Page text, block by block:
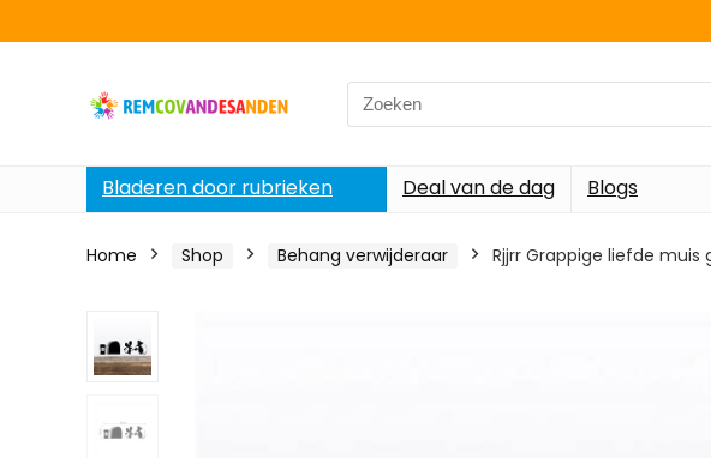
Search
for:
Bladeren door rubrieken Deal van de dag Blogs
Home Shop Behang verwijderaar Rjjrr Grappige liefde